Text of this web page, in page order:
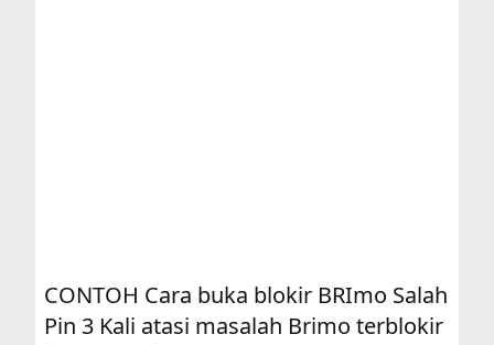
CONTOH Cara buka blokir BRImo Salah
Pin 3 Kali atasi masalah Brimo terblokir